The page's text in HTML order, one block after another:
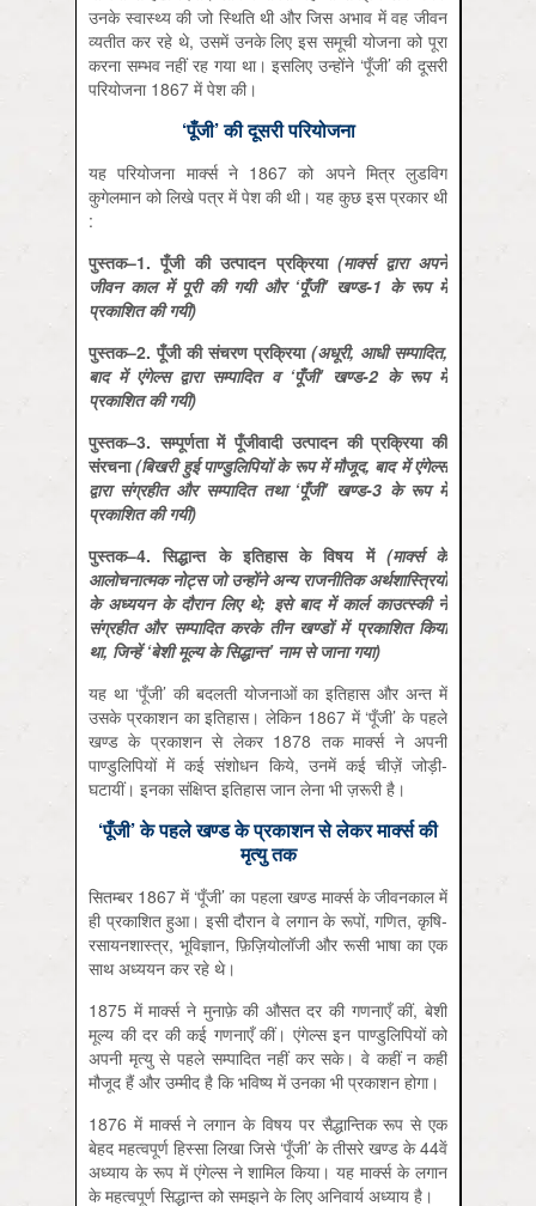
उनके स्वास्थ्य की जो स्थिति थी और जिस अभाव में वह जीवन
व्यतीत कर रहे थे, उसमें उनके लिए इस समूची योजना को पूरा
करना सम्भव नहीं रह गया था। इसलिए उन्होंने ‘पूँजी’ की दूसरी
परियोजना 1867 में पेश की।
‘पूँजी’ की दूसरी परियोजना
यह परियोजना मार्क्स ने 1867 को अपने मित्र लुडविग
कुगेलमान को लिखे पत्र में पेश की थी। यह कुछ इस प्रकार थी
:
पुस्तक–1. पूँजी की उत्पादन प्रक्रिया(मार्क्स द्वारा अपने
जीवन काल में पूरी की गयी और‘पूँजी’ खण्ड-1 के रूप में
प्रकाशित की गयी)
पुस्तक–2.पूँजी की संचरण प्रक्रिया (अधूरी, आधी सम्पादित,
बाद में एंगेल्स द्वारा सम्पादित व‘पूँजी’ खण्ड-2 के रूप में
प्रकाशित की गयी)
पुस्तक–3.सम्पूर्णता में पूँजीवादी उत्पादन की प्रक्रिया की
संरचना(बिखरी हुई पाण्डुलिपियों के रूप में मौजूद, बाद में एंगेल्स
द्वारा संग्रहीत और सम्पादित तथा‘पूँजी’ खण्ड-3 के रूप में
प्रकाशित की गयी)
पुस्तक–4.सिद्धान्त के इतिहास के विषय में (मार्क्स के
आलोचनात्मक नोट्स जो उन्होंने अन्य राजनीतिक अर्थशास्त्रियों
के अध्ययन के दौरान लिए थे; इसे बाद में कार्ल काउत्स्की ने
संग्रहीत और सम्पादित करके तीन खण्डों में प्रकाशित किया
था, जिन्हें‘बेशी मूल्य के सिद्धान्त’ नाम से जाना गया)
यह था ‘पूँजी’ की बदलती योजनाओं का इतिहास और अन्त में
उसके प्रकाशन का इतिहास। लेकिन 1867 में ‘पूँजी’ के पहले
खण्ड के प्रकाशन से लेकर 1878 तक मार्क्स ने अपनी
पाण्डुलिपियों में कई संशोधन किये, उनमें कई चीज़ें जोड़ी-
घटायीं। इनका संक्षिप्त इतिहास जान लेना भी ज़रूरी है।
‘पूँजी’ के पहले खण्ड के प्रकाशन से लेकर मार्क्स की
मृत्यु तक
सितम्बर 1867 में ‘पूँजी’ का पहला खण्ड मार्क्स के जीवनकाल में
ही प्रकाशित हुआ। इसी दौरान वे लगान के रूपों, गणित, कृषि-
रसायनशास्त्र, भूविज्ञान, फ़िज़ियोलॉजी और रूसी भाषा का एक
साथ अध्ययन कर रहे थे।
1875 में मार्क्स ने मुनाफ़े की औसत दर की गणनाएँ कीं, बेशी
मूल्य की दर की कई गणनाएँ कीं। एंगेल्स इन पाण्डुलिपियों को
अपनी मृत्यु से पहले सम्पादित नहीं कर सके। वे कहीं न कहीं
मौजूद हैं और उम्मीद है कि भविष्य में उनका भी प्रकाशन होगा।
1876 में मार्क्स ने लगान के विषय पर सैद्धान्तिक रूप से एक
बेहद महत्वपूर्ण हिस्सा लिखा जिसे ‘पूँजी’ के तीसरे खण्ड के 44वें
अध्याय के रूप में एंगेल्स ने शामिल किया। यह मार्क्स के लगान
के महत्वपूर्ण सिद्धान्त को समझने के लिए अनिवार्य अध्याय है।